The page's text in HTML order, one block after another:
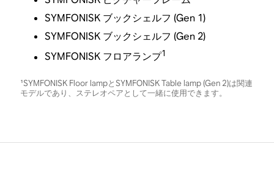
SYMFONISK ブックシェルフ (Gen 1)
SYMFONISK ブックシェルフ (Gen 2)
SYMFONISK フロアランプ1
¹SYMFONISK Floor lampとSYMFONISK Table lamp (Gen 2)は関連
モデルであり、ステレオペアとして一緒に使用できます。